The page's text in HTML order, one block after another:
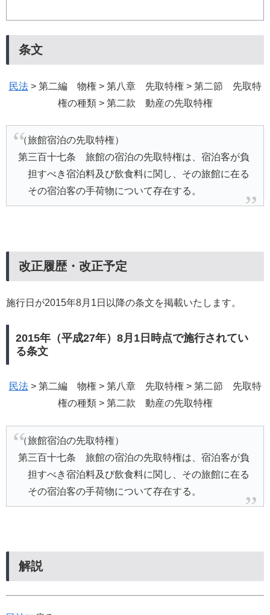
条文
民法> 第二編 物権 > 第八章 先取特権 > 第二節 先取特
権の種類 > 第二款 動産の先取特権
（旅館宿泊の先取特権）
第三百十七条 旅館の宿泊の先取特権は、宿泊客が負
担すべき宿泊料及び飲食料に関し、その旅館に在る
その宿泊客の手荷物について存在する。
改正履歴・改正予定
施行日が2015年8月1日以降の条文を掲載いたします。
2015年（平成27年）8月1日時点で施行されてい
る条文
民法> 第二編 物権 > 第八章 先取特権 > 第二節 先取特
権の種類 > 第二款 動産の先取特権
（旅館宿泊の先取特権）
第三百十七条 旅館の宿泊の先取特権は、宿泊客が負
担すべき宿泊料及び飲食料に関し、その旅館に在る
その宿泊客の手荷物について存在する。
解説